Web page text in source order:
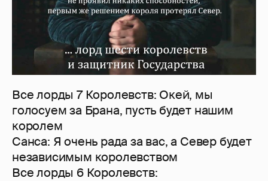
Все лорды 7 Королевств: Окей, мы
голосуем за Брана, пусть будет нашим
королем
Санса: Я очень рада за вас, а Север будет
независимым королевством
Все лорды 6 Королевств: